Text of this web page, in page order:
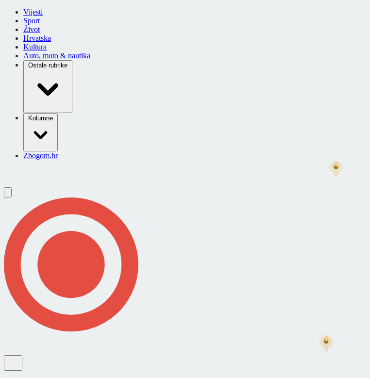
Vijesti
Sport
Život
Hrvatska
Kultura
Auto, moto & nautika
Ostale rubrike
Kolumne
Zbogom.hr